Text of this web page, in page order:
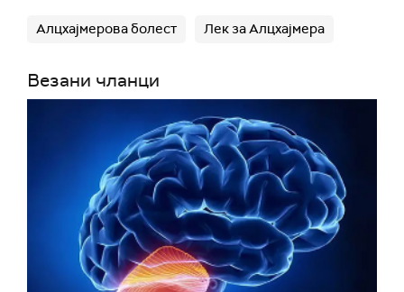
Алцхајмерова болест Лек за Алцхајмера
Везани чланци